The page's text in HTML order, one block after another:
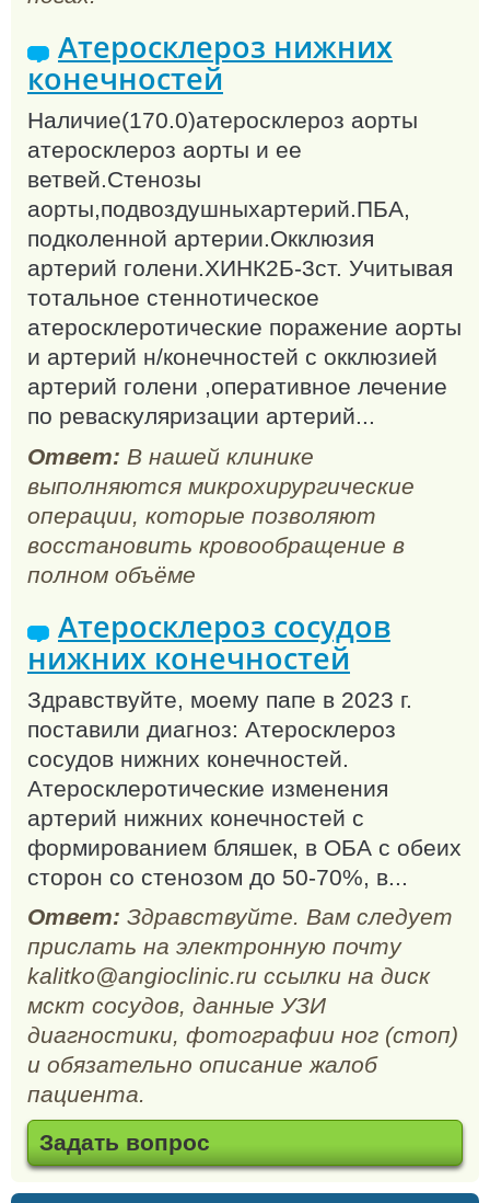
Атеросклероз нижних
конечностей
Наличие(170.0)атеросклероз аорты
атеросклероз аорты и ее
ветвей.Стенозы
аорты,подвоздушныхартерий.ПБА,
подколенной артерии.Окклюзия
артерий голени.ХИНК2Б-3ст. Учитывая
тотальное стеннотическое
атеросклеротические поражение аорты
и артерий н/конечностей с окклюзией
артерий голени ,оперативное лечение
по реваскуляризации артерий...
Ответ: В нашей клинике
выполняются микрохирургические
операции, которые позволяют
восстановить кровообращение в
полном объёме
Атеросклероз сосудов
нижних конечностей
Здравствуйте, моему папе в 2023 г.
поставили диагноз: Атеросклероз
сосудов нижних конечностей.
Атеросклеротические изменения
артерий нижних конечностей с
формированием бляшек, в ОБА с обеих
сторон со стенозом до 50-70%, в...
Ответ: Здравствуйте. Вам следует
прислать на электронную почту
kalitko@angioclinic.ru ссылки на диск
мскт сосудов, данные УЗИ
диагностики, фотографии ног (стоп)
и обязательно описание жалоб
пациента.
Задать вопрос